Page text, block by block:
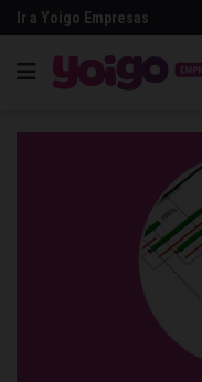
Ir a Yoigo Empresas